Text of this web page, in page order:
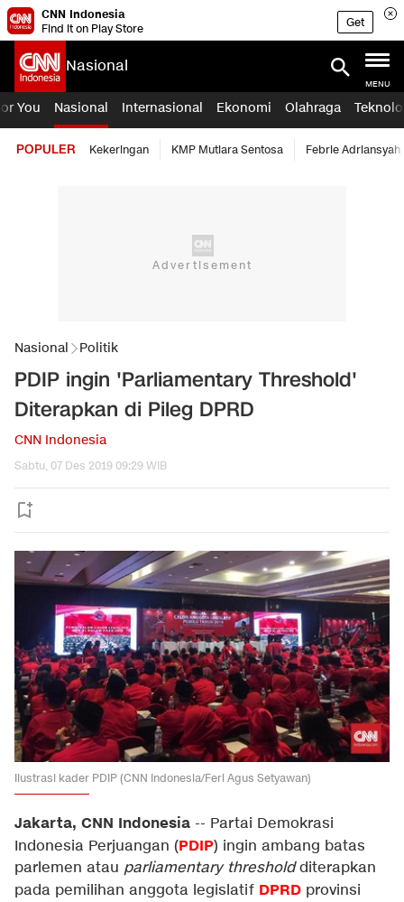
CNN Indonesia
Find it on Play Store
Get
Nasional
MENU
You Nasional Internasional Ekonomi Olahraga
POPULER Kekeringan KMP Mutiara Sentosa Febrie Adriansyah
Nasional Politik
PDIP ingin 'Parliamentary Threshold'
Diterapkan di Pileg DPRD
CNN Indonesia
Sabtu, 07 Des 2019 09:29 WIB
Ilustrasi kader PDIP (CNN Indonesia/Feri Agus Setyawan)
Jakarta, CNN Indonesia -- Partai Demokrasi
Indonesia Perjuangan (PDIP) ingin ambang batas
parlemen atau parliamentary thresholdditerapkan
pada pemilihan anggota legislatif DPRD provinsi